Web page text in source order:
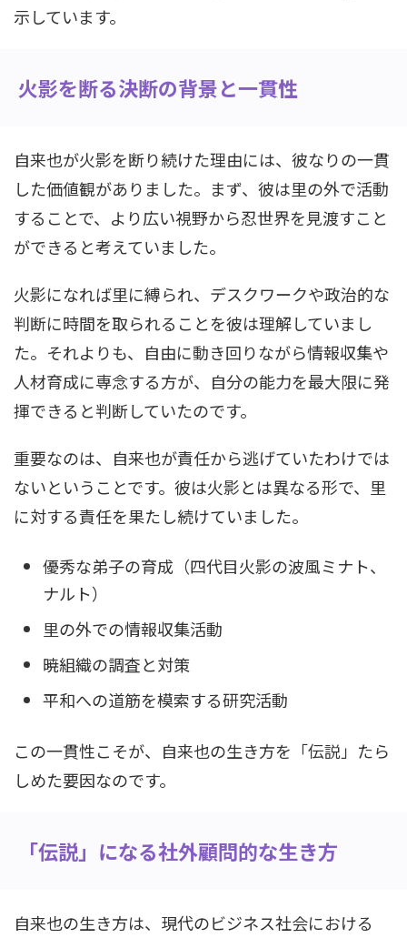
示しています。
火影を断る決断の背景と一貫性
自来也が火影を断り続けた理由には、彼なりの一貫
した価値観がありました。まず、彼は里の外で活動
することで、より広い視野から忍世界を見渡すこと
ができると考えていました。
火影になれば里に縛られ、デスクワークや政治的な
判断に時間を取られることを彼は理解していまし
た。それよりも、自由に動き回りながら情報収集や
人材育成に専念する方が、自分の能力を最大限に発
揮できると判断していたのです。
重要なのは、自来也が責任から逃げていたわけでは
ないということです。彼は火影とは異なる形で、里
に対する責任を果たし続けていました。
優秀な弟子の育成（四代目火影の波風ミナト、
ナルト）
里の外での情報収集活動
暁組織の調査と対策
平和への道筋を模索する研究活動
この一貫性こそが、自来也の生き方を「伝説」たら
しめた要因なのです。
「伝説」になる社外顧問的な生き方
自来也の生き方は、現代のビジネス社会における